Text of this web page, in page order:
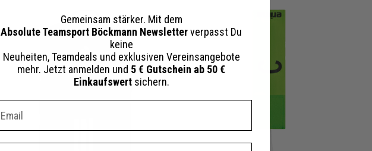
Gemeinsam stärker. Mit dem
Absolute Teamsport Böckmann Newsletterverpasst Du
keine
Neuheiten, Teamdeals und exklusiven Vereinsangebote
mehr. Jetzt anmelden und 5 € Gutschein ab 50 €
Einkaufswertsichern.